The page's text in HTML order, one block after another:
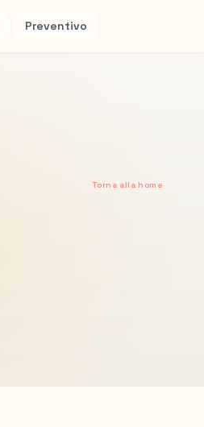
Torna alla home
Preventivo